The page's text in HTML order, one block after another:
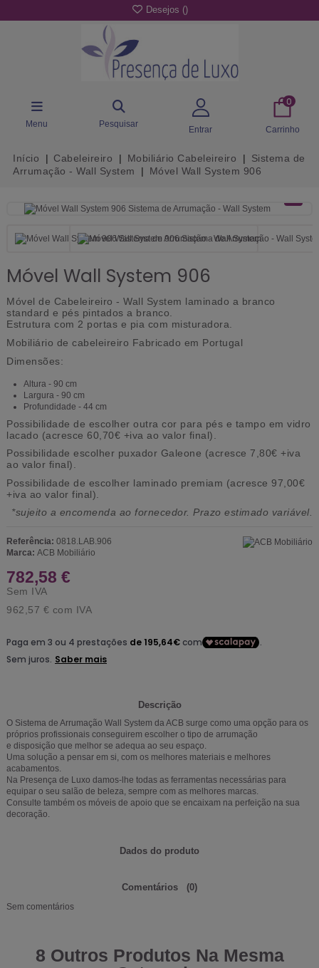
Desejos ()
Menu Pesquisar
Entrar
0
Carrinho
Início Cabeleireiro Mobiliário Cabeleireiro
Sistema de
Arrumação - Wall System
Móvel Wall System 906
Móvel Wall System 906
Móvel de Cabeleireiro - Wall System laminado a branco
standard e pés pintados a branco.
Estrutura com 2 portas e pia com misturadora.
Mobiliário de cabeleireiro Fabricado em Portugal
Dimensões:
Altura - 90 cm
Largura - 90 cm
Profundidade - 44 cm
Possibilidade de escolher outra cor para pés e tampo em vidro
lacado (acresce 60,70€ +iva ao valor final).
Possibilidade escolher puxador Galeone (acresce 7,80€ +iva
ao valor final).
Possibilidade de escolher laminado premiam (acresce 97,00€
+iva ao valor final).
*sujeito a encomenda ao fornecedor. Prazo estimado variável.
Referência: 0818.LAB.906
Marca: ACB Mobiliário
782,58 €
Sem IVA
962,57 € com IVA
Descrição
O Sistema de Arrumação Wall System da ACB surge como uma opção para os
próprios profissionais conseguirem escolher o tipo de arrumação
e disposição que melhor se adequa ao seu espaço.
Uma solução a pensar em si, com os melhores materiais e melhores
acabamentos.
Na Presença de Luxo damos-lhe todas as ferramentas necessárias para
equipar o seu salão de beleza, sempre com as melhores marcas.
Consulte também os móveis de apoio que se encaixam na perfeição na sua
decoração.
Dados do produto
Comentários (0)
Sem comentários
8 Outros Produtos Na Mesma